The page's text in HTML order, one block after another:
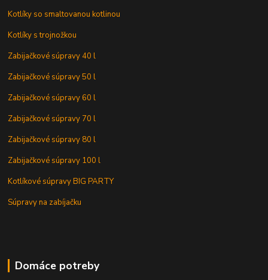
Kotlíky so smaltovanou kotlinou
Kotlíky s trojnožkou
Zabijačkové súpravy 40 l
Zabijačkové súpravy 50 l
Zabijačkové súpravy 60 l
Zabijačkové súpravy 70 l
Zabijačkové súpravy 80 l
Zabijačkové súpravy 100 l
Kotlíkové súpravy BIG PARTY
Súpravy na zabíjačku
Domáce potreby